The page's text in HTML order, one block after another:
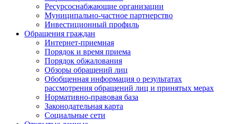
Ресурсоснабжающие организации
Муниципально-частное партнерство
Инвестиционный профиль
Обращения граждан
Интернет-приемная
Порядок и время приема
Порядок обжалования
Обзоры обращений лиц
Обобщенная информация о результатах
рассмотрения обращений лиц и принятых мерах
Нормативно-правовая база
Законодательная карта
Социальные сети